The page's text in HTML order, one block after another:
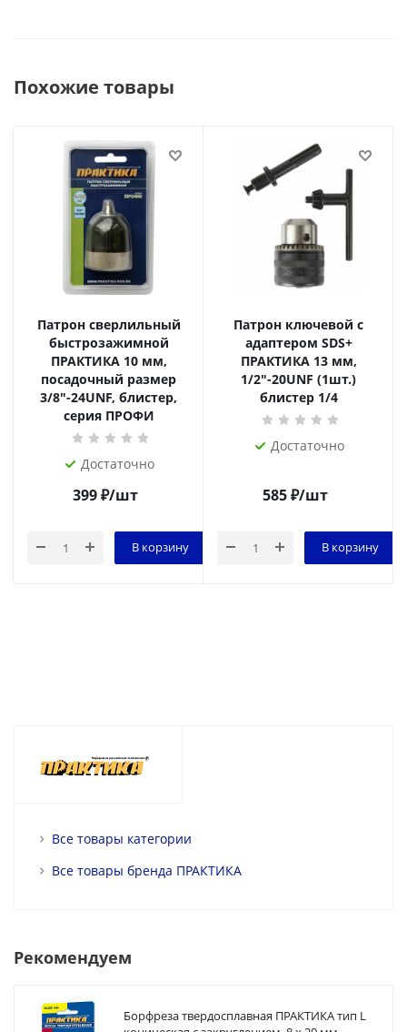
Похожие товары
Патрон сверлильный
быстрозажимной
ПРАКТИКА 10 мм,
посадочный размер
3/8"-24UNF, блистер,
серия ПРОФИ
Достаточно
399₽/шт
В корзину
Патрон ключевой с
адаптером SDS+
ПРАКТИКА 13 мм,
1/2"-20UNF (1шт.)
блистер 1/4
Достаточно
585₽/шт
В корзину
Все товары категории
Все товары бренда ПРАКТИКА
Рекомендуем
Борфреза твердосплавная ПРАКТИКА тип L